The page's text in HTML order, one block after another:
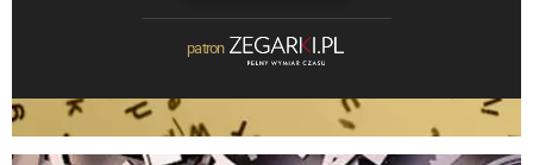
patron